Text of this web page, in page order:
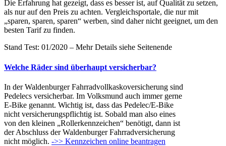
Die Erfahrung hat gezeigt, dass es besser ist, auf Qualität zu setzen,
als nur auf den Preis zu achten. Vergleichsportale, die nur mit
„sparen, sparen, sparen“ werben, sind daher nicht geeignet, um den
besten Tarif zu finden.
Stand Test: 01/2020 – Mehr Details siehe Seitenende
Welche Räder sind überhaupt versicherbar?
In der Waldenburger Fahrradvollkaskoversicherung sind
Pedelecs versicherbar. Im Volksmund auch immer gerne
E-Bike genannt. Wichtig ist, dass das Pedelec/E-Bike
nicht versicherungspflichtig ist. Sobald man also eines
von den kleinen „Rollerkennzeichen“ benötigt, dann ist
der Abschluss der Waldenburger Fahrradversicherung
nicht möglich. ->> Kennzeichen online beantragen